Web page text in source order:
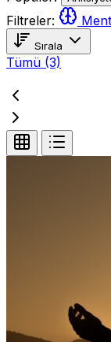
Filtreler:
Sırala
Tümü (3)